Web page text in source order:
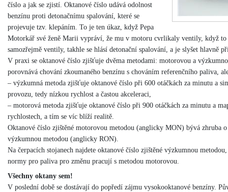
číslo a jak se zjistí. Oktanové číslo udává odolnost
benzínu proti detonačnímu spalování, které se
projevuje tzv. klepáním. To je ten úkaz, když Pepa
Motorkář své ženě Marii vypráví, že mu v motoru cvrlikaly ventily, když
samozřejmě ventily, takhle se hlásí detonační spalování, a je slyšet hlavně
V praxi se oktanové číslo zjišťuje dvěma metodami: motorovou a
porovnává chování zkoumaného benzínu s chováním referenčního paliva,
– výzkumná metoda zjišťuje oktanové číslo při 600 otáčkách za minutu a
provozu, tedy nízkou rychlost a častou akceleraci,
– motorová metoda zjišťuje oktanové číslo při 900 otáčkách za minutu a
rychlostech, a tím se víc blíží realitě.
Oktanové číslo zjištěné motorovou metodou (anglicky MON) bývá zhruba
výzkumnou metodou (anglicky RON).
Na čerpacích stojanech najdete oktanové číslo zjištěné výzkumnou
normy pro paliva pro změnu pracují s metodou motorovou.
Všechny oktany sem!
V poslední době se dostávají do popředí zájmu vysokooktanové benzíny.